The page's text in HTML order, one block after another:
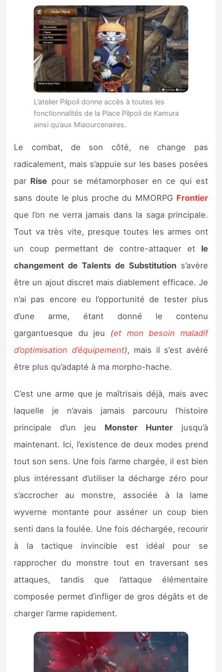
L’atelier Pilpoil donne accès à toutes les
fonctionnalités de la Place Pilpoil de Kamura
ainsi qu’aux Miaourcenaires.
Le combat, de son côté, ne change pas
radicalement, mais s’appuie sur les bases posées
par Rise pour se métamorphoser en ce qui est
sans doute le plus proche du MMORPG Frontier
que l’on ne verra jamais dans la saga principale.
Tout va très vite, presque toutes les armes ont
un coup permettant de contre-attaquer et le
changement de Talents de Substitutions’avère
être un ajout discret mais diablement efficace. Je
n’ai pas encore eu l’opportunité de tester plus
d’une arme, étant donné le contenu
gargantuesque du jeu (et mon besoin maladif
d’optimisation d’équipement), mais il s’est avéré
être plus qu’adapté à ma morpho-hache.
C’est une arme que je maîtrisais déjà, mais avec
laquelle je n’avais jamais parcouru l’histoire
principale d’un jeu Monster Hunterjusqu’à
maintenant. Ici, l’existence de deux modes prend
tout son sens. Une fois l’arme chargée, il est bien
plus intéressant d’utiliser la décharge zéro pour
s’accrocher au monstre, associée à la lame
wyverne montante pour asséner un coup bien
senti dans la foulée. Une fois déchargée, recourir
à la tactique invincible est idéal pour se
rapprocher du monstre tout en traversant ses
attaques, tandis que l’attaque élémentaire
composée permet d’infliger de gros dégâts et de
charger l’arme rapidement.